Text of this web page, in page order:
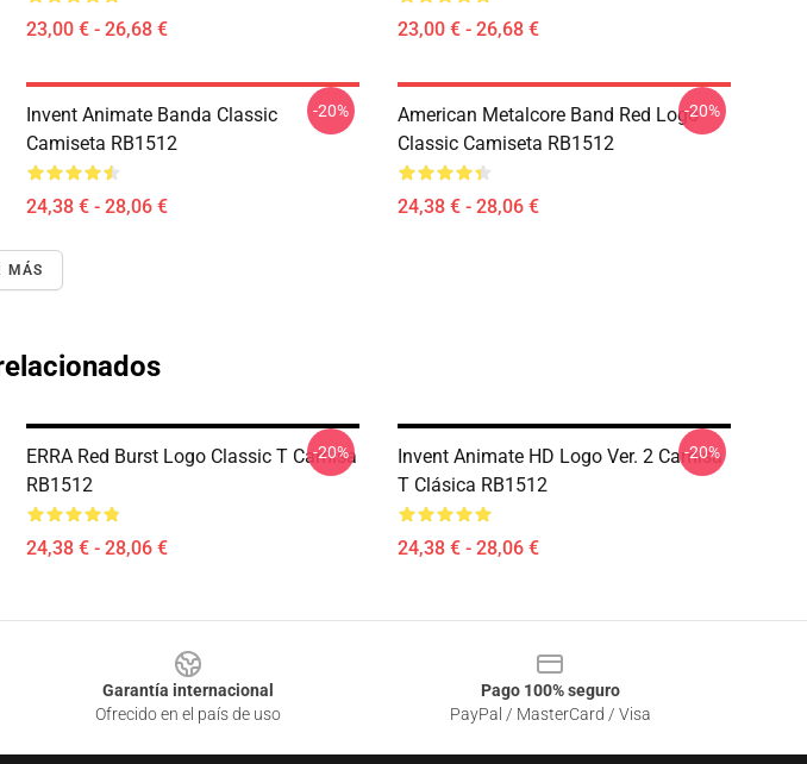
23,00 € - 26,68 € 23,00 € - 26,68 €
Invent Animate Banda Classic
Camiseta RB1512
24,38 € - 28,06 €
-20%
American Metalcore Band Red Logo
Classic Camiseta RB1512
24,38 € - 28,06 €
-20%
MÁS
ERRA Red Burst Logo Classic T Camisa
RB1512
24,38 € - 28,06 €
-20%
Invent Animate HD Logo Ver. 2 Camisa
T Clásica RB1512
24,38 € - 28,06 €
-20%
Garantía internacional
Ofrecido en el país de uso
Pago 100% seguro
PayPal / MasterCard / Visa